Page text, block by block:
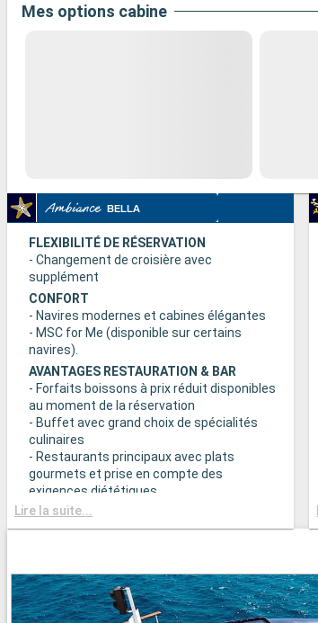
Mes options cabine
FLEXIBILITÉ DE RÉSERVATION
- Changement de croisière avec
supplément
CONFORT
- Navires modernes et cabines élégantes
- MSC for Me (disponible sur certains
navires).
AVANTAGES RESTAURATION & BAR
- Forfaits boissons à prix réduit disponibles
au moment de la réservation
- Buffet avec grand choix de spécialités
culinaires
- Restaurants principaux avec plats
gourmets et prise en compte des
exigences diététiques
SPORT ET DIVERTISSEMENTS
- Programme varié de spectacles de style
- Equipements sportifs de plein-air
- Salle de sport équipée avec vue
panoramique
Lire la suite...